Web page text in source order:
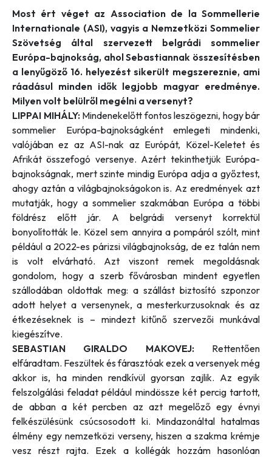
Most ért véget az Association de la Sommellerie
Internationale (ASI), vagyis a Nemzetközi Sommelier
Szövetség által szervezett belgrádi sommelier
Európa-bajnokság, ahol Sebastiannak összesítésben
a lenyűgöző 16. helyezést sikerült megszereznie, ami
ráadásul minden idők legjobb magyar eredménye.
Milyen volt belülről megélni a versenyt?
LIPPAI MIHÁLY:Mindenekelőtt fontos leszögezni, hogy bár
sommelier Európa-bajnokságként emlegeti mindenki,
valójában ez az ASI-nak az Európát, Közel-Keletet és
Afrikát összefogó versenye. Azért tekinthetjük Európa-
bajnokságnak, mert szinte mindig Európa adja a győztest,
ahogy aztán a világbajnokságokon is. Az eredmények azt
mutatják, hogy a sommelier szakmában Európa a többi
földrész előtt jár. A belgrádi versenyt korrektül
bonyolították le. Közel sem annyira a pompáról szólt, mint
például a 2022-es párizsi világbajnokság, de ez talán nem
is volt elvárható. Azt viszont remek megoldásnak
gondolom, hogy a szerb fővárosban mindent egyetlen
szállodában oldottak meg: a szállást biztosító szponzor
adott helyet a versenynek, a mesterkurzusoknak és az
étkezéseknek is – mindezt kitűnő szervezői munkával
kiegészítve.
SEBASTIAN GIRALDO MAKOVEJ: Rettentően
elfáradtam. Feszültek és fárasztóak ezek a versenyek még
akkor is, ha minden rendkívül gyorsan zajlik. Az egyik
felszolgálási feladat például mindössze két percig tartott,
de abban a két percben az azt megelőző egy évnyi
felkészülésünk csúcsosodott ki. Mindazonáltal hatalmas
élmény egy nemzetközi verseny, hiszen a szakma krémje
vesz részt rajta. Ezek a kollégák hozzám hasonlóan